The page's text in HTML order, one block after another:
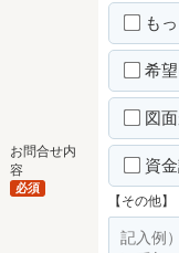
お問合せ内
容
必須
も
希
図
資
【その他】